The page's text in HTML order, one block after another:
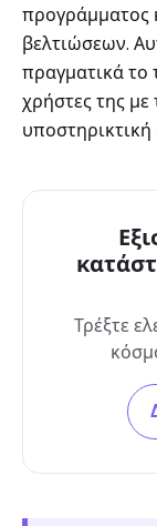
προγράμματος
βελτιώσεων.
πραγματικά το
χρήστες της
υποστηρικτική
Τρέξτε